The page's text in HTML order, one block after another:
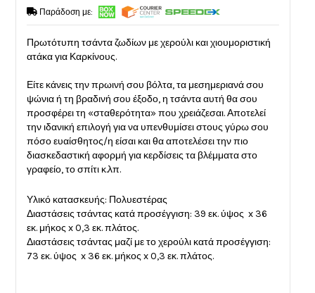
Παράδοση με:
Πρωτότυπη τσάντα ζωδίων με χερούλι και χιουμοριστική
ατάκα για Καρκίνους.
Είτε κάνεις την πρωινή σου βόλτα, τα μεσημεριανά σου
ψώνια ή τη βραδινή σου έξοδο, η τσάντα αυτή θα σου
προσφέρει τη «σταθερότητα» που χρειάζεσαι. Αποτελεί
την ιδανική επιλογή για να υπενθυμίσει στους γύρω σου
πόσο ευαίσθητος/η είσαι και θα αποτελέσει την πιο
διασκεδαστική αφορμή για κερδίσεις τα βλέμματα στο
γραφείο, το σπίτι κ.λπ.
Υλικό κατασκευής: Πολυεστέρας
Διαστάσεις τσάντας κατά προσέγγιση: 39 εκ. ύψος x 36
εκ. μήκος x 0,3 εκ. πλάτος.
Διαστάσεις τσάντας μαζί με το χερούλι κατά προσέγγιση:
73 εκ. ύψος x 36 εκ. μήκος x 0,3 εκ. πλάτος.